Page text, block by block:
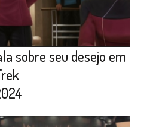
sobre seu desejo em